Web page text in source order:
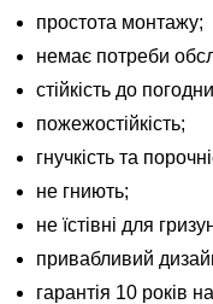
простота монтажу;
немає потреби
стійкість до
пожежостійкість;
гнучкість та
не гниють;
не їстівні для
привабливий
гарантія 10 років